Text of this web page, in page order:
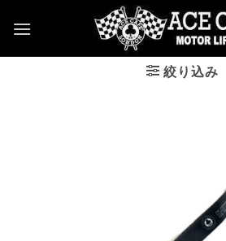
絞り込み